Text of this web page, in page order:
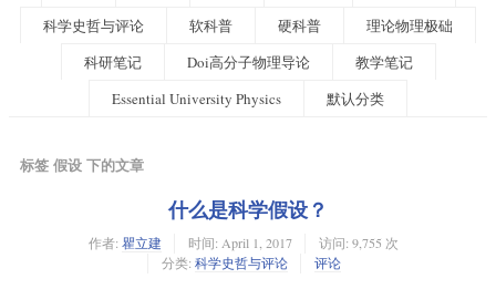
科学史哲与评论
软科普 硬科普
理论物理极础
科研笔记
Doi高分子物理导论
教学笔记
Essential University Physics
默认分类
标签 假设 下的文章
什么是科学假设？
作者: 瞿立建 时间: April 1, 2017
访问: 9,755 次
分类: 科学史哲与评论 评论